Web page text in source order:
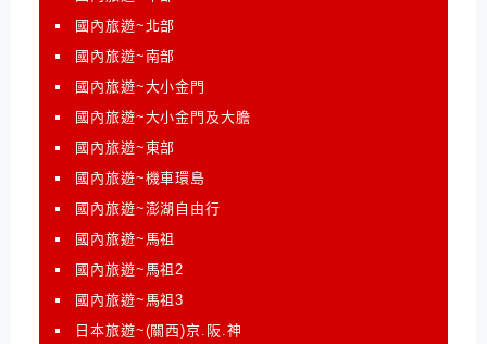
國內旅遊~北部
國內旅遊~南部
國內旅遊~大小金門
國內旅遊~大小金門及大膽
國內旅遊~東部
國內旅遊~機車環島
國內旅遊~澎湖自由行
國內旅遊~馬祖
國內旅遊~馬祖2
國內旅遊~馬祖3
日本旅遊~(關西)京.阪.神